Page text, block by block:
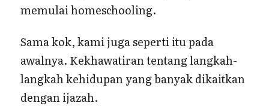
memulai homeschooling.
Sama kok, kami juga seperti itu pada
awalnya. Kekhawatiran tentang langkah-
langkah kehidupan yang banyak dikaitkan
dengan ijazah.